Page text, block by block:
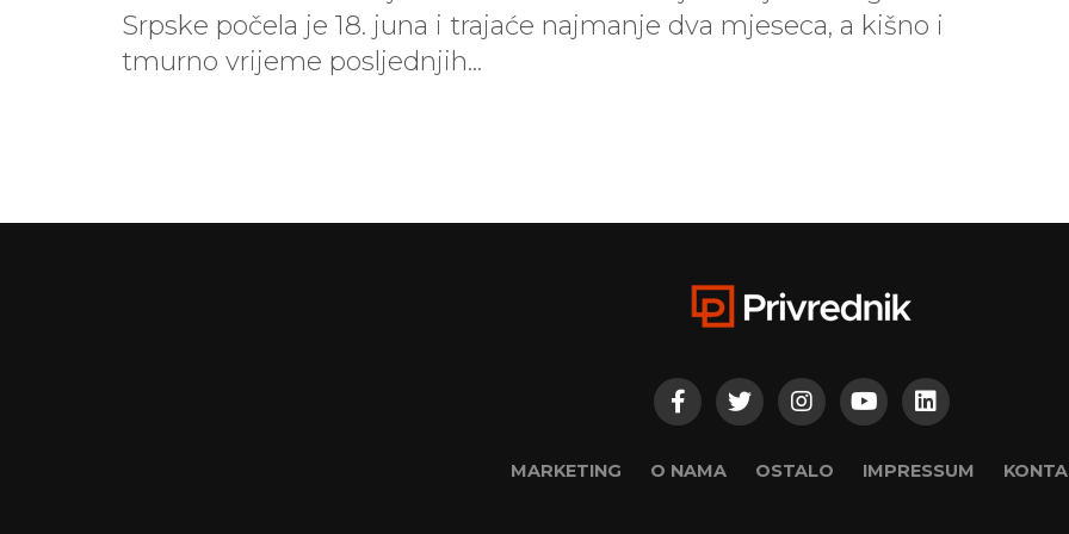
Srpske počela je 18. juna i trajaće najmanje dva mjeseca, a kišno i
tmurno vrijeme posljednjih...
MARKETING O NAMA OSTALO IMPRESSUM